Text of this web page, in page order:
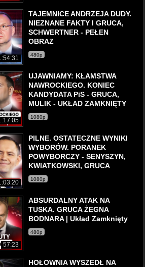
TAJEMNICE ANDRZEJA DUDY.
NIEZNANE FAKTY l GRUCA,
SCHWERTNER - PEŁEN
OBRAZ
480p
UJAWNIAMY: KŁAMSTWA
NAWROCKIEGO. KONIEC
KANDYDATA PiS - GRUCA,
MULIK - UKŁAD ZAMKNIĘTY
1080p
PILNE. OSTATECZNE WYNIKI
WYBORÓW. PORANEK
POWYBORCZY - SENYSZYN,
KWIATKOWSKI, GRUCA
1080p
57:23
ABSURDALNY ATAK NA
TUSKA. GRUCA ŻEGNA
BODNARA | Układ Zamknięty
480p
HOŁOWNIA WYSZEDŁ NA